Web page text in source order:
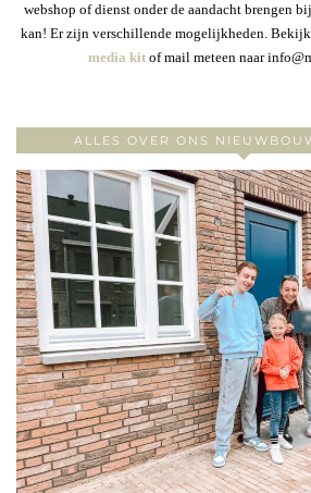
webshop of dienst onder de aandacht brengen
kan! Er zijn verschillende mogelijkheden.
media kitof mail meteen naar
ALLES OVER ONS